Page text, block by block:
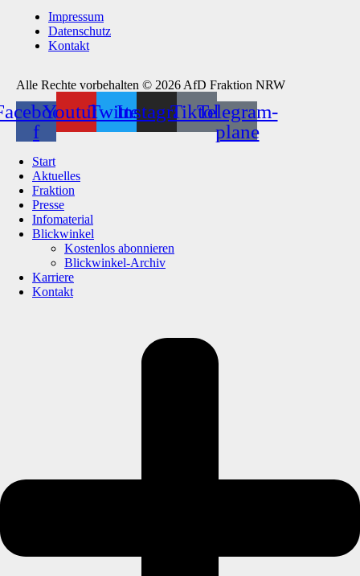
Impressum
Datenschutz
Kontakt
Alle Rechte vorbehalten © 2026 AfD Fraktion NRW
f
YoutubeTwitterInstagramTiktokTelegram-
plane
Start
Aktuelles
Fraktion
Presse
Infomaterial
Blickwinkel
Kostenlos abonnieren
Blickwinkel-Archiv
Karriere
Kontakt